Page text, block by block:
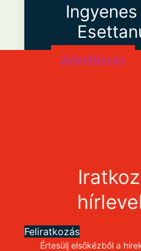
Jelentkezés
Feliratkozás
Értesülj elsőkézből a